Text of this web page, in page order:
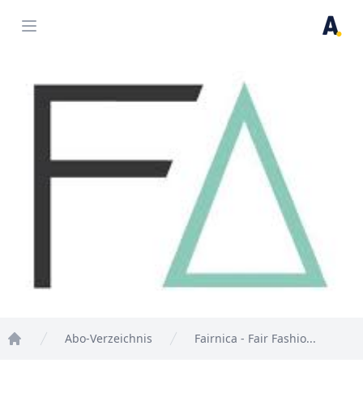
Open menu
Abo-Verzeichnis Fairnica - Fair Fashio...